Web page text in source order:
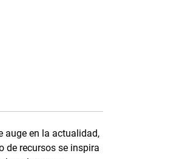
auge en la actualidad,
de recursos se inspira